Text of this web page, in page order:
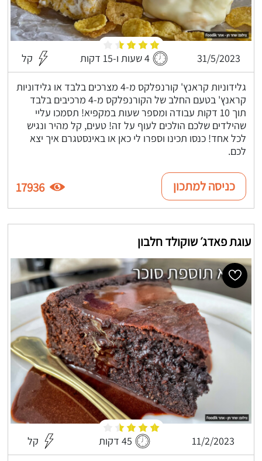
31/5/2023 4 שעות ו-15 דקות קל
גלידוניות קראנץ' קורנפלקס מ-4 מצרכים בלבד או גלידוניות
קראנץ' בטעם החלב של הקורנפלקס מ-4 מרכיבים בלבד
תוך 10 דקות עבודה ומספר שעות במקפיא! תסמכו עליי
שהילדים שלכם הולכים לעוף על זה! טעים, קל מהיר ונגיש
לכל אחד! כנסו תכינו וספרו לי כאן או באינסטגרם איך יצא
לכם.
כניסה למתכון 17936
עוגת פאדג׳ שוקולד חלבון
11/2/2023 45 דקות קל